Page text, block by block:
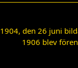
1904, den 26 juni
1906 blev